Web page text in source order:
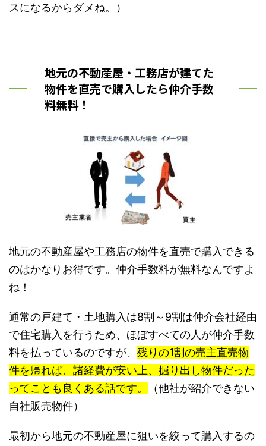
スになるからダメね。）
地元の不動産屋・工務店が建てた
物件を直売で購入したら仲介手数
料無料！
地元の不動産屋や工務店の物件を直売で購入できる
のはかなりお得です。仲介手数料が無料なんですよ
ね！
通常の戸建て・土地購入は8割～9割は仲介会社経由
で住宅購入を行うため、ほぼすべての人が仲介手数
料を払っているのですが、 残りの1割の売主直売物
件を帰れば、諸経費が安い上、掘り出し物件だった
ってことも良くある話です。
（他社が紹介できない
自社販売物件）
最初から地元の不動産屋に狙いを絞って購入するの